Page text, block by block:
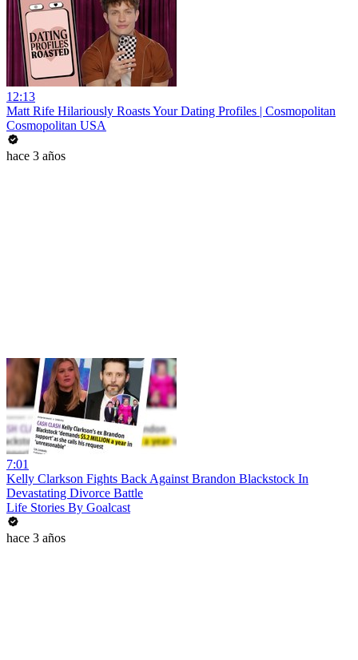
12:13
Matt Rife Hilariously Roasts Your Dating Profiles | Cosmopolitan
Cosmopolitan USA
hace 3 años
7:01
Kelly Clarkson Fights Back Against Brandon Blackstock In
Devastating Divorce Battle
Life Stories By Goalcast
hace 3 años